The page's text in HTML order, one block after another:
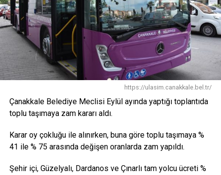
Facebook
Mastodon
EmailShare
İLIŞKILI BAŞLIKLAR:
Türkiye Satranç Şampiyonu ÇOMÜ’den
KAÇIRMAYIN
https://ulasim.canakkale.bel.tr/
Çanakkale Belediye Meclisi Eylül ayında yaptığı toplantıda
toplu taşımaya zam kararı aldı.
Karar oy çokluğu ile alınırken, buna göre toplu taşımaya %
41 ile % 75 arasında değişen oranlarda zam yapıldı.
Şehir içi, Güzelyalı, Dardanos ve Çınarlı tam yolcu ücreti %